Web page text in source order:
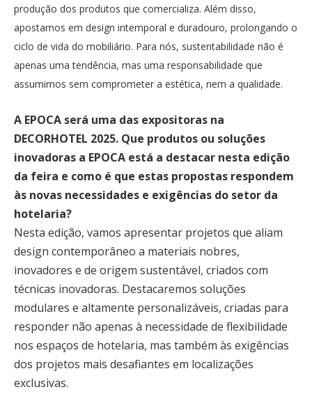
produção dos produtos que comercializa. Além disso,
apostamos em design intemporal e duradouro, prolongando o
ciclo de vida do mobiliário. Para nós, sustentabilidade não é
apenas uma tendência, mas uma responsabilidade que
assumimos sem comprometer a estética, nem a qualidade.
A EPOCA será uma das expositoras na
DECORHOTEL 2025. Que produtos ou soluções
inovadoras a EPOCA está a destacar nesta edição
da feira e como é que estas propostas respondem
às novas necessidades e exigências do setor da
hotelaria?
Nesta edição, vamos apresentar projetos que aliam
design contemporâneo a materiais nobres,
inovadores e de origem sustentável, criados com
técnicas inovadoras. Destacaremos soluções
modulares e altamente personalizáveis, criadas para
responder não apenas à necessidade de flexibilidade
nos espaços de hotelaria, mas também às exigências
dos projetos mais desafiantes em localizações
exclusivas.